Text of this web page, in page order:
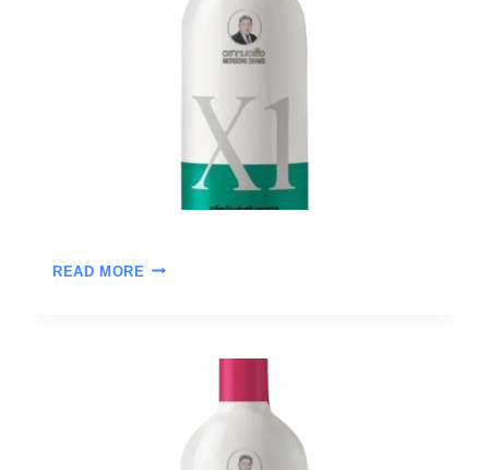
READ MORE